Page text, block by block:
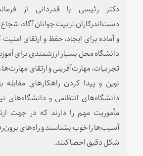
دکتر رئیسی با قدردانی از
دست‌اندرکاران تربیت جوانان آگاه،
و آماده برای ایجاد، حفظ و ارتقای
دانشگاه محل بسیار ارزشمندی برای
تجربیات، مهارت‌آفرینی و ارتقای
نوین و پیدا کردن راهکارهای
دانشگاه‌های انتظامی و دانشگاه‌های
مأموریت مهم را دارند که در جهت
آسیب‌ها را خوب بشناسند و راه‌های
شکل دقیق احصا کنند.